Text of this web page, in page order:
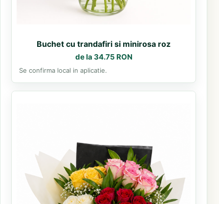
Buchet cu trandafiri si minirosa roz
de la 34.75 RON
Se confirma local in aplicatie.